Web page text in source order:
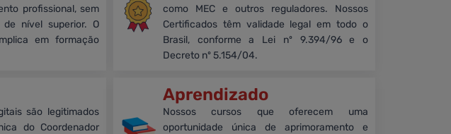
profissional, sem
nível superior. O
em formação
como MEC e outros reguladores. Nossos
Certificados têm validade legal em todo o
Brasil, conforme a Lei nº 9.394/96 e o
Decreto nº 5.154/04.
são legitimados
do Coordenador
Aprendizado
Nossos cursos que oferecem uma
oportunidade única de aprimoramento e